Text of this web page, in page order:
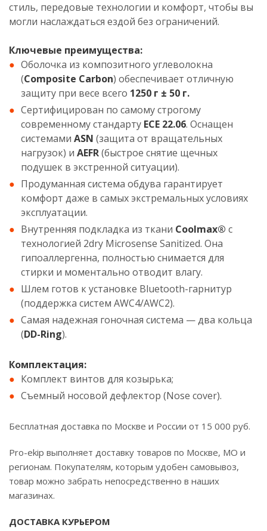
стиль, передовые технологии и комфорт, чтобы вы
могли наслаждаться ездой без ограничений.
Ключевые преимущества:
Оболочка из композитного углеволокна
(Composite Carbon) обеспечивает отличную
защиту при весе всего 1250 г ± 50 г.
Сертифицирован по самому строгому
современному стандарту ECE 22.06. Оснащен
системами ASN (защита от вращательных
нагрузок) и AEFR(быстрое снятие щечных
подушек в экстренной ситуации).
Продуманная система обдува гарантирует
комфорт даже в самых экстремальных условиях
эксплуатации.
Внутренняя подкладка из ткани Coolmax® с
технологией 2dry Microsense Sanitized. Она
гипоаллергенна, полностью снимается для
стирки и моментально отводит влагу.
Шлем готов к установке Bluetooth-гарнитур
(поддержка систем AWC4/AWC2).
Самая надежная гоночная система — два кольца
(DD-Ring).
Комплектация:
Комплект винтов для козырька;
Съемный носовой дефлектор (Nose cover).
Бесплатная доставка по Москве и России от 15 000 руб.
Pro-ekip выполняет доставку товаров по Москве, МО и
регионам. Покупателям, которым удобен самовывоз,
товар можно забрать непосредственно в наших
магазинах.
ДОСТАВКА КУРЬЕРОМ